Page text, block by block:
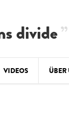
divide
BiH:
warnt
VIDEOS ÜBER